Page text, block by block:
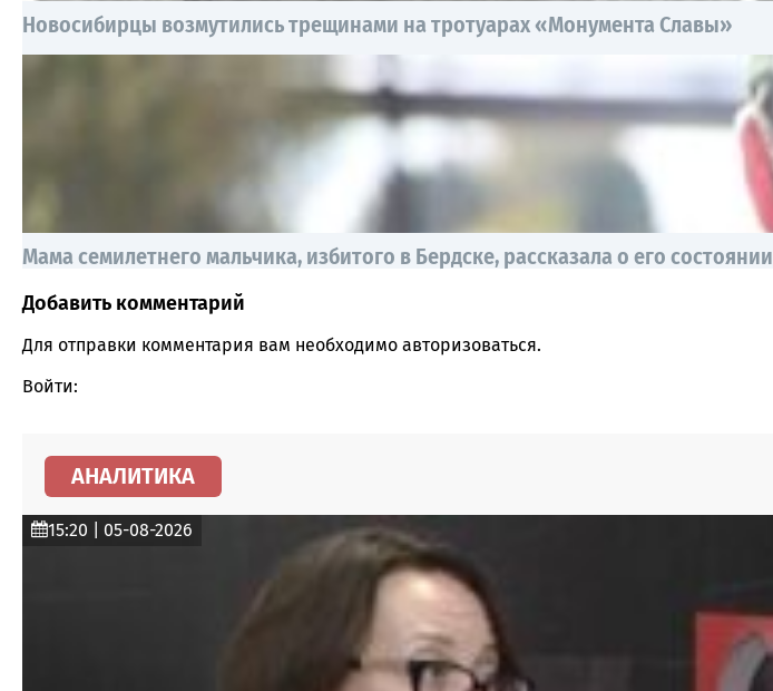
Новосибирцы возмутились трещинами на тротуарах «Монумента Славы»
Мама семилетнего мальчика, избитого в Бердске, рассказала о его состоянии
Comment section
Добавить комментарий
Для отправки комментария вам необходимо авторизоваться.
Войти:
АНАЛИТИКА
15:20 | 05-08-2026